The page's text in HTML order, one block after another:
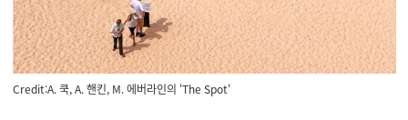
Credit:A. 쿡, A. 핸킨, M. 에버라인의 'The Spot'